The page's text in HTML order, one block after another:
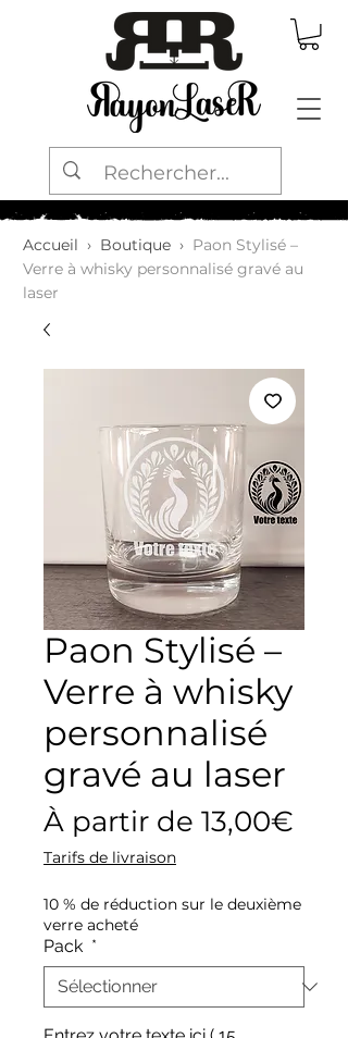
Accueil › Boutique › Paon Stylisé –
Verre à whisky personnalisé gravé au
laser
Paon Stylisé –
Verre à whisky
personnalisé
gravé au laser
À partir de 13,00€
Tarifs de livraison
10 % de réduction sur le deuxième
verre acheté
Pack *